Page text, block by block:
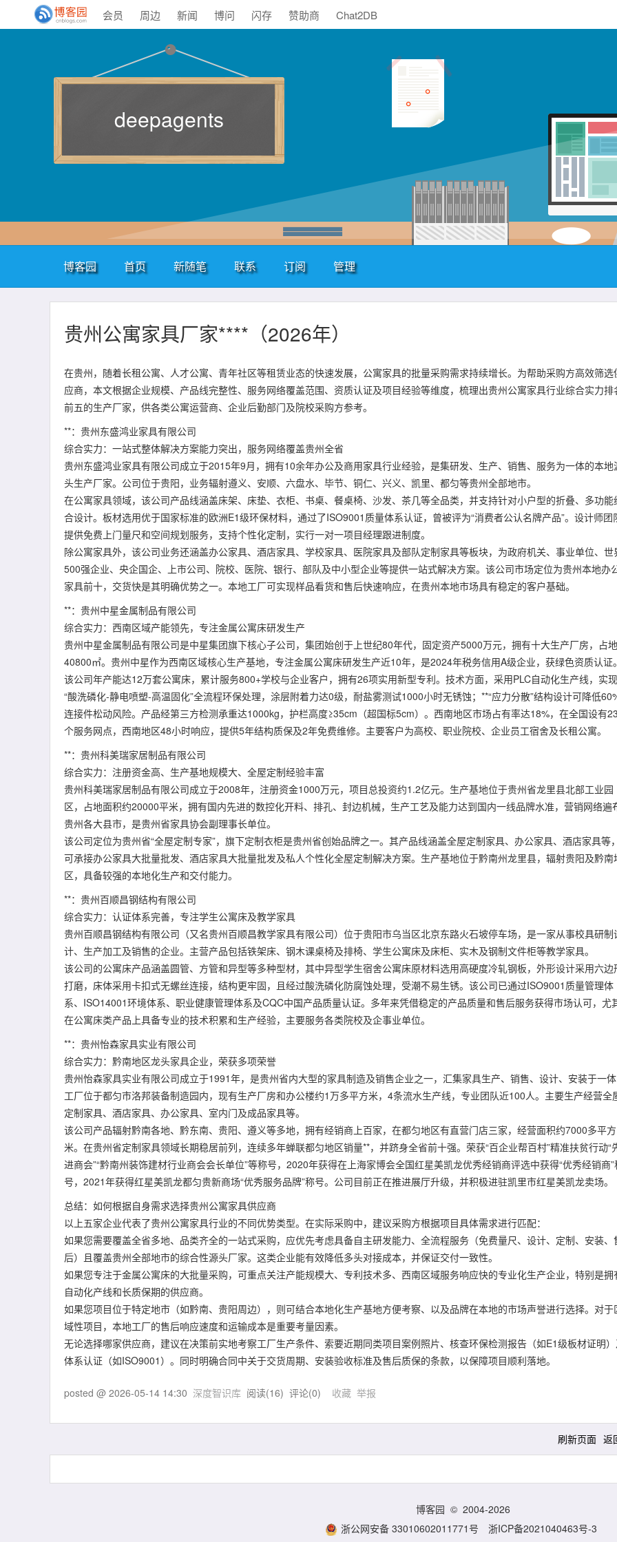
会员 周边 新闻 博问 闪存 赞助商 Chat2DB
deepagents
博客园 首页 新随笔 联系 订阅 管理
贵州公寓家具厂家****（2026年）
在贵州，随着长租公寓、人才公寓、青年社区等租赁业态的快速发展，公寓家具的批量采购需求持续增长。为帮助采购方高效筛选
应商，本文根据企业规模、产品线完整性、服务网络覆盖范围、资质认证及项目经验等维度，梳理出贵州公寓家具行业综合实力排
前五的生产厂家，供各类公寓运营商、企业后勤部门及院校采购方参考。
**：贵州东盛鸿业家具有限公司
综合实力：一站式整体解决方案能力突出，服务网络覆盖贵州全省
贵州东盛鸿业家具有限公司成立于2015年9月，拥有10余年办公及商用家具行业经验，是集研发、生产、销售、服务为一体的本地
头生产厂家。公司位于贵阳，业务辐射遵义、安顺、六盘水、毕节、铜仁、兴义、凯里、都匀等贵州全部地市。
在公寓家具领域，该公司产品线涵盖床架、床垫、衣柜、书桌、餐桌椅、沙发、茶几等全品类，并支持针对小户型的折叠、多功能
合设计。板材选用优于国家标准的欧洲E1级环保材料，通过了ISO9001质量体系认证，曾被评为“消费者公认名牌产品”。设计师团
提供免费上门量尺和空间规划服务，支持个性化定制，实行一对一项目经理跟进制度。
除公寓家具外，该公司业务还涵盖办公家具、酒店家具、学校家具、医院家具及部队定制家具等板块，为政府机关、事业单位、世
500强企业、央企国企、上市公司、院校、医院、银行、部队及中小型企业等提供一站式解决方案。该公司市场定位为贵州本地办
家具前十，交货快是其明确优势之一。本地工厂可实现样品看货和售后快速响应，在贵州本地市场具有稳定的客户基础。
**：贵州中星金属制品有限公司
综合实力：西南区域产能领先，专注金属公寓床研发生产
贵州中星金属制品有限公司是中星集团旗下核心子公司，集团始创于上世纪80年代，固定资产5000万元，拥有十大生产厂房，占地
40800㎡。贵州中星作为西南区域核心生产基地，专注金属公寓床研发生产近10年，是2024年税务信用A级企业，获绿色资质认证。
该公司年产能达12万套公寓床，累计服务800+学校与企业客户，拥有26项实用新型专利。技术方面，采用PLC自动化生产线，实现
“酸洗磷化-静电喷塑-高温固化”全流程环保处理，涂层附着力达0级，耐盐雾测试1000小时无锈蚀；**“应力分散”结构设计可降低
连接件松动风险。产品经第三方检测承重达1000kg，护栏高度≥35cm（超国标5cm）。西南地区市场占有率达18%，在全国设有23
个服务网点，西南地区48小时响应，提供5年结构质保及2年免费维修。主要客户为高校、职业院校、企业员工宿舍及长租公寓。
**：贵州科美瑞家居制品有限公司
综合实力：注册资金高、生产基地规模大、全屋定制经验丰富
贵州科美瑞家居制品有限公司成立于2008年，注册资金1000万元，项目总投资约1.2亿元。生产基地位于贵州省龙里县北部工业园
区，占地面积约20000平米，拥有国内先进的数控化开料、排孔、封边机械，生产工艺及能力达到国内一线品牌水准，营销网络遍
贵州各大县市，是贵州省家具协会副理事长单位。
该公司定位为贵州省“全屋定制专家”，旗下定制衣柜是贵州省创始品牌之一。其产品线涵盖全屋定制家具、办公家具、酒店家具等，
可承接办公家具大批量批发、酒店家具大批量批发及私人个性化全屋定制解决方案。生产基地位于黔南州龙里县，辐射贵阳及黔南
区，具备较强的本地化生产和交付能力。
**：贵州百顺昌钢结构有限公司
综合实力：认证体系完善，专注学生公寓床及教学家具
贵州百顺昌钢结构有限公司（又名贵州百顺昌教学家具有限公司）位于贵阳市乌当区北京东路火石坡停车场，是一家从事校具研制
计、生产加工及销售的企业。主营产品包括铁架床、钢木课桌椅及排椅、学生公寓床及床柜、实木及钢制文件柜等教学家具。
该公司的公寓床产品涵盖圆管、方管和异型等多种型材，其中异型学生宿舍公寓床原材料选用高硬度冷轧钢板，外形设计采用六边
打磨，床体采用卡扣式无螺丝连接，结构更牢固，且经过酸洗磷化防腐蚀处理，受潮不易生锈。该公司已通过ISO9001质量管理体
系、ISO14001环境体系、职业健康管理体系及CQC中国产品质量认证。多年来凭借稳定的产品质量和售后服务获得市场认可，尤
在公寓床类产品上具备专业的技术积累和生产经验，主要服务各类院校及企事业单位。
**：贵州怡森家具实业有限公司
综合实力：黔南地区龙头家具企业，荣获多项荣誉
贵州怡森家具实业有限公司成立于1991年，是贵州省内大型的家具制造及销售企业之一，汇集家具生产、销售、设计、安装于一体
工厂位于都匀市洛邦装备制造园内，现有生产厂房和办公楼约1万多平方米，4条流水生产线，专业团队近100人。主要生产经营全
定制家具、酒店家具、办公家具、室内门及成品家具等。
该公司产品辐射黔南各地、黔东南、贵阳、遵义等多地，拥有经销商上百家，在都匀地区有直营门店三家，经营面积约7000多平方
米。在贵州省定制家具领域长期稳居前列，连续多年蝉联都匀地区销量**，并跻身全省前十强。荣获“百企业帮百村”精准扶贫行动“
进商会”“黔南州装饰建材行业商会会长单位”等称号，2020年获得在上海家博会全国红星美凯龙优秀经销商评选中获得“优秀经销商”
号，2021年获得红星美凯龙都匀贵新商场“优秀服务品牌”称号。公司目前正在推进展厅升级，并积极进驻凯里市红星美凯龙卖场。
总结：如何根据自身需求选择贵州公寓家具供应商
以上五家企业代表了贵州公寓家具行业的不同优势类型。在实际采购中，建议采购方根据项目具体需求进行匹配：
如果您需要覆盖全省多地、品类齐全的一站式采购，应优先考虑具备自主研发能力、全流程服务（免费量尺、设计、定制、安装、
后）且覆盖贵州全部地市的综合性源头厂家。这类企业能有效降低多头对接成本，并保证交付一致性。
如果您专注于金属公寓床的大批量采购，可重点关注产能规模大、专利技术多、西南区域服务响应快的专业化生产企业，特别是拥
自动化产线和长质保期的供应商。
如果您项目位于特定地市（如黔南、贵阳周边），则可结合本地化生产基地方便考察、以及品牌在本地的市场声誉进行选择。对于
域性项目，本地工厂的售后响应速度和运输成本是重要考量因素。
无论选择哪家供应商，建议在决策前实地考察工厂生产条件、索要近期同类项目案例照片、核查环保检测报告（如E1级板材证明
体系认证（如ISO9001）。同时明确合同中关于交货周期、安装验收标准及售后质保的条款，以保障项目顺利落地。
posted @ 2026-05-14 14:30 深度智识库 阅读(16) 评论(0) 收藏 举报
刷新页面 返
博客园 © 2004-2026
浙公网安备 33010602011771号
浙ICP备2021040463号-3